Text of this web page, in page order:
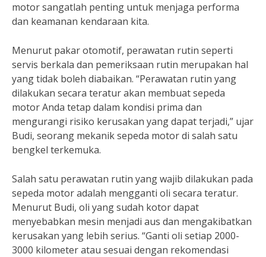
motor sangatlah penting untuk menjaga performa
dan keamanan kendaraan kita.
Menurut pakar otomotif, perawatan rutin seperti
servis berkala dan pemeriksaan rutin merupakan hal
yang tidak boleh diabaikan. “Perawatan rutin yang
dilakukan secara teratur akan membuat sepeda
motor Anda tetap dalam kondisi prima dan
mengurangi risiko kerusakan yang dapat terjadi,” ujar
Budi, seorang mekanik sepeda motor di salah satu
bengkel terkemuka.
Salah satu perawatan rutin yang wajib dilakukan pada
sepeda motor adalah mengganti oli secara teratur.
Menurut Budi, oli yang sudah kotor dapat
menyebabkan mesin menjadi aus dan mengakibatkan
kerusakan yang lebih serius. “Ganti oli setiap 2000-
3000 kilometer atau sesuai dengan rekomendasi